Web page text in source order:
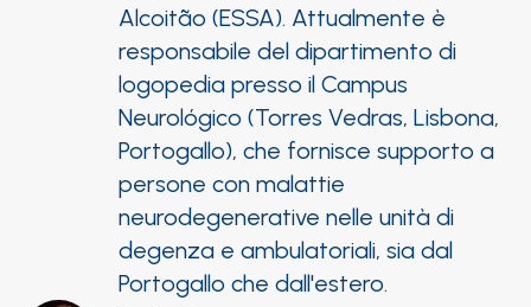
Alcoitão (ESSA). Attualmente è
responsabile del dipartimento di
logopedia presso il Campus
Neurológico (Torres Vedras, Lisbona,
Portogallo), che fornisce supporto a
persone con malattie
neurodegenerative nelle unità di
degenza e ambulatoriali, sia dal
Portogallo che dall'estero.